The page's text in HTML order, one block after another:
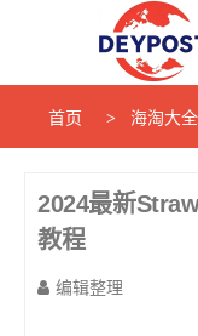
首页 海淘大全
2024最新
教程
编辑整理